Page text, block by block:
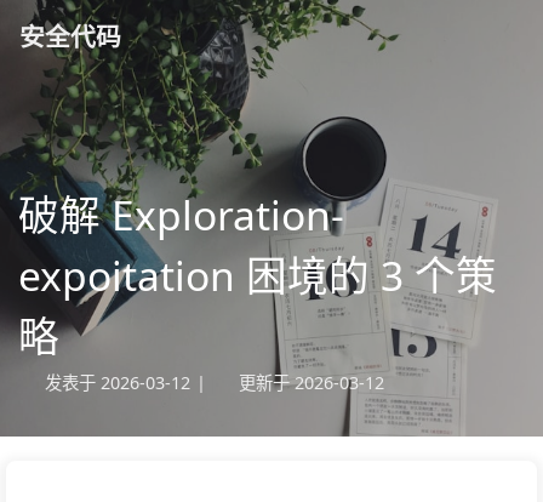
安全代码
破解 Exploration-
expoitation 困境的 3 个策
略
发表于 2026-03-12 | 更新于 2026-03-12